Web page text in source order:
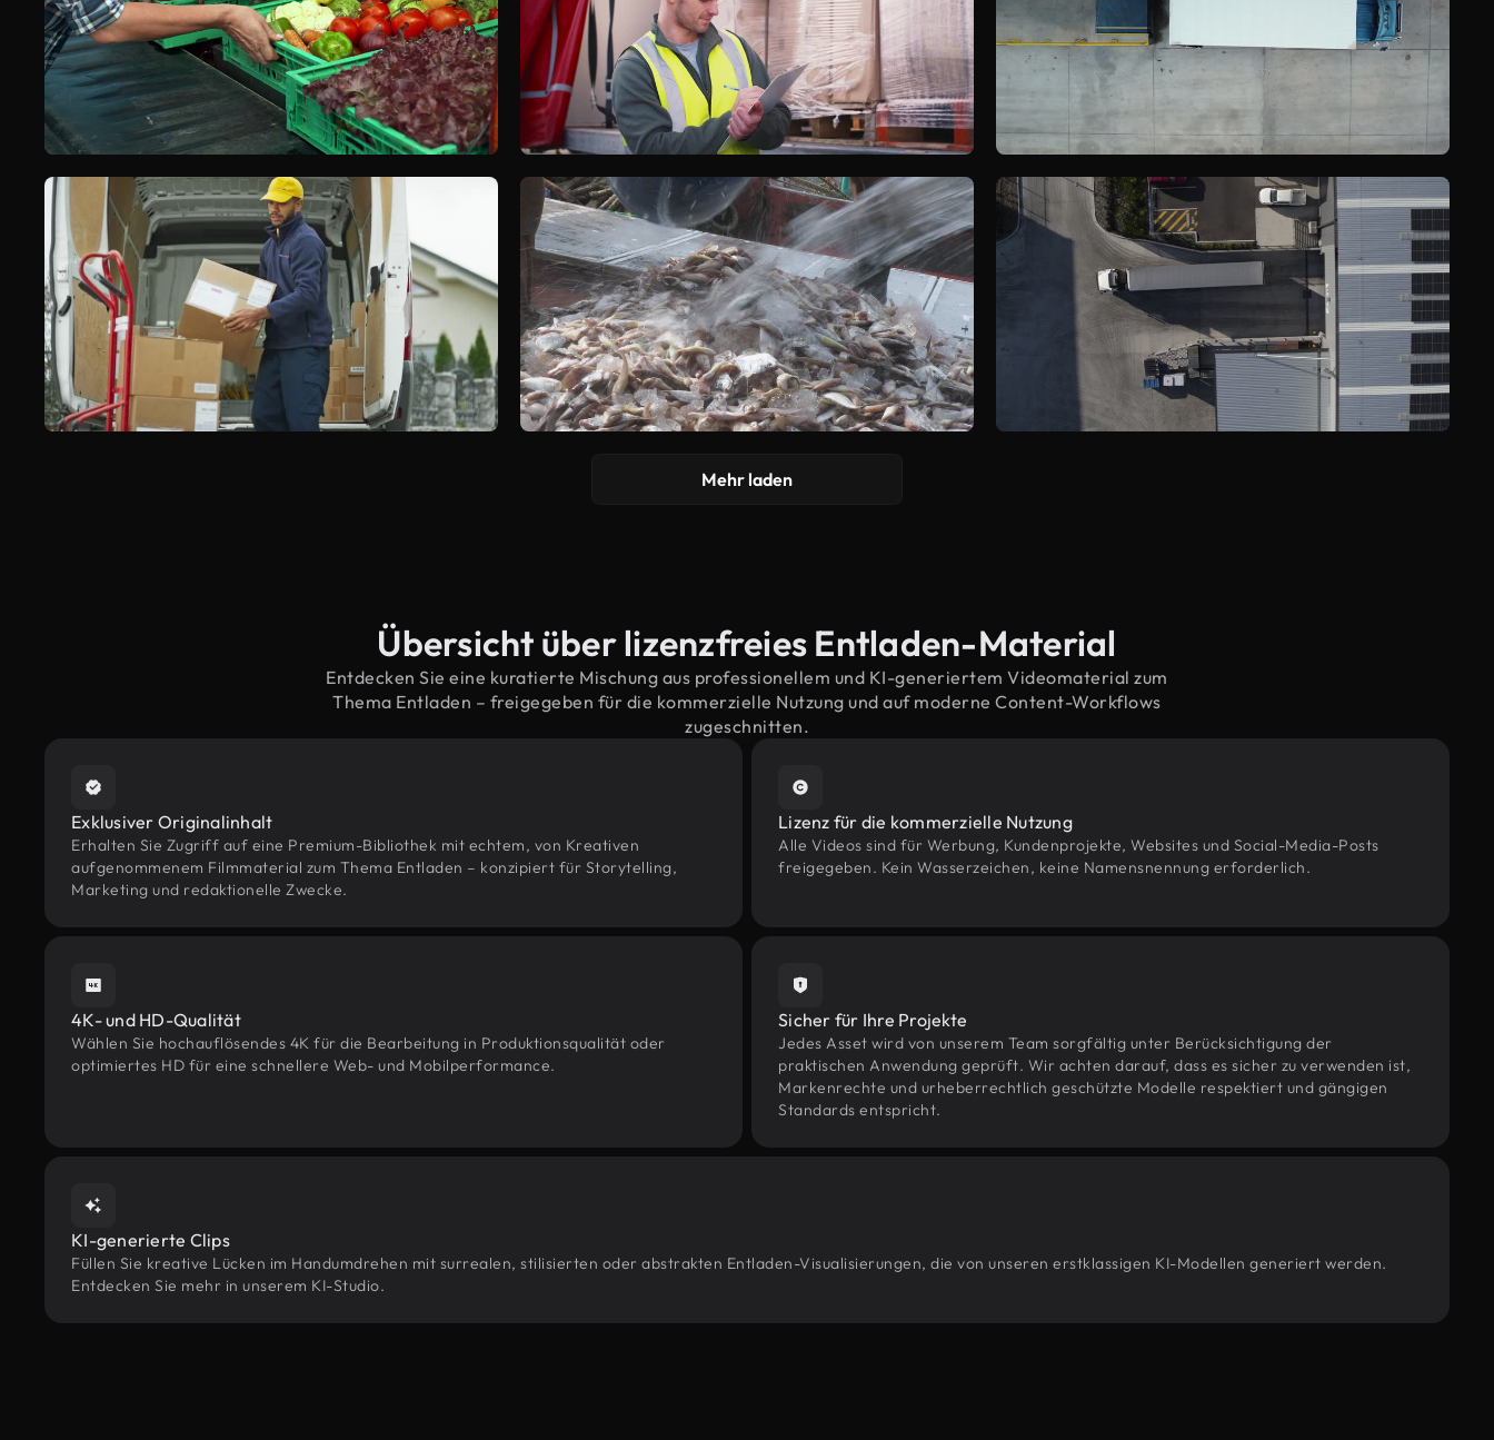
Mehr laden
Übersicht über lizenzfreies Entladen-Material
Entdecken Sie eine kuratierte Mischung aus professionellem und KI-generiertem Videomaterial zum
Thema Entladen – freigegeben für die kommerzielle Nutzung und auf moderne Content-Workflows
zugeschnitten.
Exklusiver Originalinhalt
Erhalten Sie Zugriff auf eine Premium-Bibliothek mit echtem, von Kreativen
aufgenommenem Filmmaterial zum Thema Entladen – konzipiert für Storytelling,
Marketing und redaktionelle Zwecke.
Lizenz für die kommerzielle Nutzung
Alle Videos sind für Werbung, Kundenprojekte, Websites und Social-Media-Posts
freigegeben. Kein Wasserzeichen, keine Namensnennung erforderlich.
4K- und HD-Qualität
Wählen Sie hochauflösendes 4K für die Bearbeitung in Produktionsqualität oder
optimiertes HD für eine schnellere Web- und Mobilperformance.
Sicher für Ihre Projekte
Jedes Asset wird von unserem Team sorgfältig unter Berücksichtigung der
praktischen Anwendung geprüft. Wir achten darauf, dass es sicher zu verwenden ist,
Markenrechte und urheberrechtlich geschützte Modelle respektiert und gängigen
Standards entspricht.
KI-generierte Clips
Füllen Sie kreative Lücken im Handumdrehen mit surrealen, stilisierten oder abstrakten Entladen-Visualisierungen, die von unseren erstklassigen KI-Modellen generiert werden.
Entdecken Sie mehr in unserem KI-Studio.